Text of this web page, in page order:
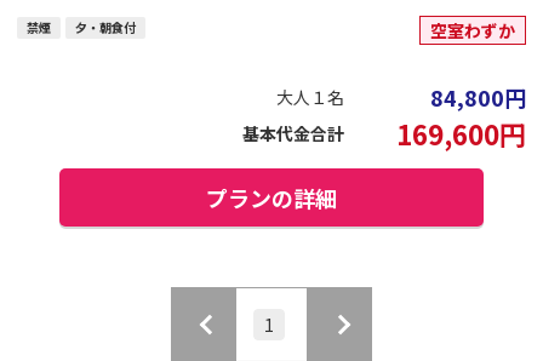
禁煙 夕・朝食付 空室わずか
大人１名 84,800円
基本代金合計 169,600円
プランの詳細
1